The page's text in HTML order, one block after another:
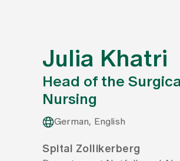
Julia Khatri
Head of the
Nursing
German, English
Spital Zollikerberg